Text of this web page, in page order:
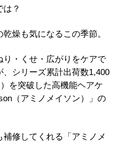
？
燥も気になるこの季節。
・くせ・広がりをケアで
シリーズ累計出荷数1,400
を突破した高機能ヘアケ
（アミノメイソン）」の
修してくれる「アミノメ